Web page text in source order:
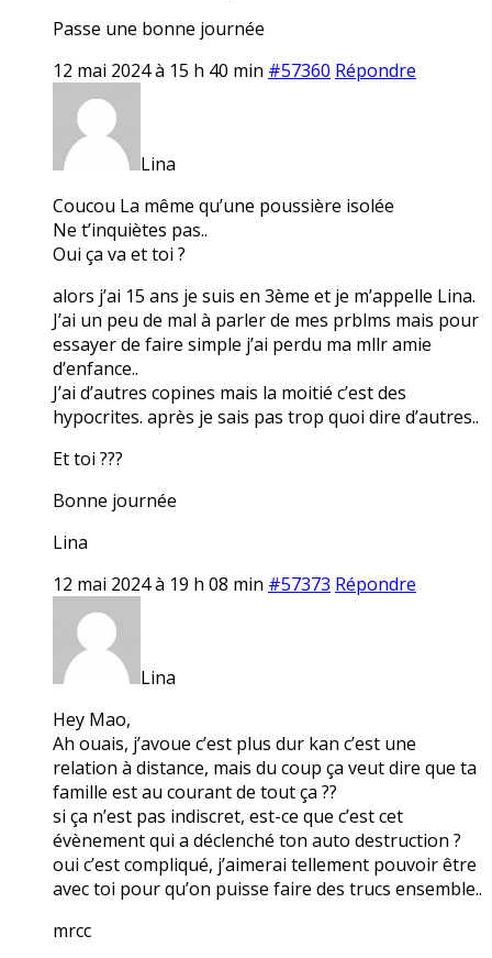
Passe une bonne journée
12 mai 2024 à 15 h 40 min #57360 Répondre
Lina
Coucou La même qu’une poussière isolée
Ne t’inquiètes pas..
Oui ça va et toi ?
alors j’ai 15 ans je suis en 3ème et je m’appelle Lina.
J’ai un peu de mal à parler de mes prblms mais pour
essayer de faire simple j’ai perdu ma mllr amie
d’enfance..
J’ai d’autres copines mais la moitié c’est des
hypocrites. après je sais pas trop quoi dire d’autres..
Et toi ???
Bonne journée
Lina
12 mai 2024 à 19 h 08 min #57373 Répondre
Lina
Hey Mao,
Ah ouais, j’avoue c’est plus dur kan c’est une
relation à distance, mais du coup ça veut dire que ta
famille est au courant de tout ça ??
si ça n’est pas indiscret, est-ce que c’est cet
évènement qui a déclenché ton auto destruction ?
oui c’est compliqué, j’aimerai tellement pouvoir être
avec toi pour qu’on puisse faire des trucs ensemble..
mrcc